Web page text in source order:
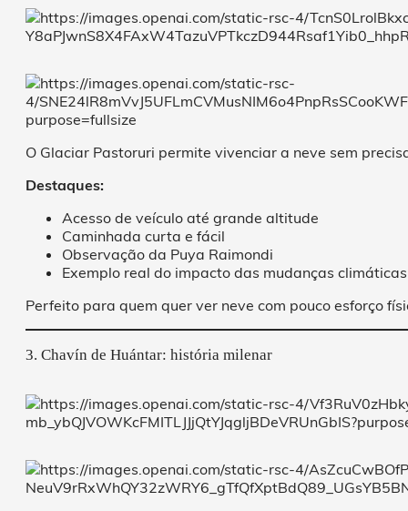
O Glaciar Pastoruri permite vivenciar a neve sem
Destaques:
Acesso de veículo até grande altitude
Caminhada curta e fácil
Observação da Puya Raimondi
Exemplo real do impacto das mudanças climáticas
Perfeito para quem quer ver neve com pouco esforço
3. Chavín de Huántar: história milenar